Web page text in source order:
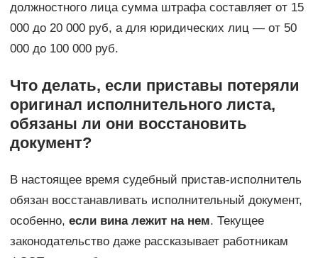
должностного лица сумма штрафа составляет от 15
000 до 20 000 руб, а для юридических лиц — от 50
000 до 100 000 руб.
Что делать, если приставы потеряли
оригинал исполнительного листа,
обязаны ли они восстановить
документ?
В настоящее время судебный пристав-исполнитель
обязан восстанавливать исполнительный документ,
особенно, если вина лежит на нем. Текущее
законодательство даже рассказывает работникам